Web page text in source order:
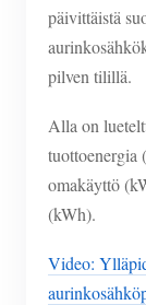
päivittäistä
pilven tilillä.
Alla on
tuottoenergia
omakäyttö
(kWh).
Video: